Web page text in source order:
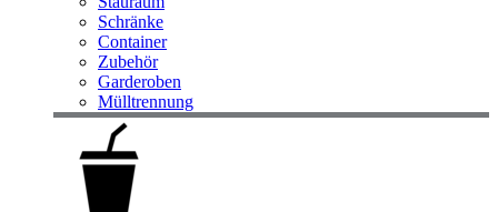
Schränke
Container
Zubehör
Garderoben
Mülltrennung